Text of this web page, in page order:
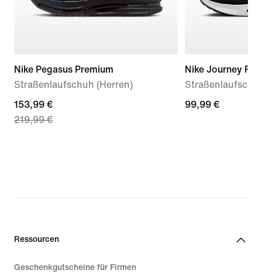
Nike Pegasus Premium
Straßenlaufschuh (Herren)
current
price
153,99 €
219,99 €
Nike Journey Run
99,99 €
99,99 €
Ressourcen
Geschenkgutscheine für Firmen